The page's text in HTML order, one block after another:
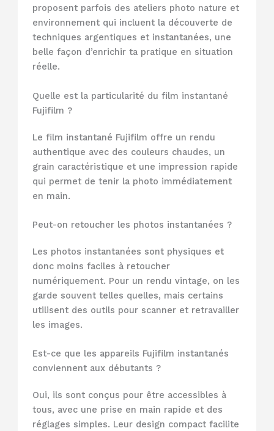
proposent parfois des ateliers photo nature et
environnement qui incluent la découverte de
techniques argentiques et instantanées, une
belle façon d’enrichir ta pratique en situation
réelle.
Quelle est la particularité du film instantané
Fujifilm ?
Le film instantané Fujifilm offre un rendu
authentique avec des couleurs chaudes, un
grain caractéristique et une impression rapide
qui permet de tenir la photo immédiatement
en main.
Peut-on retoucher les photos instantanées ?
Les photos instantanées sont physiques et
donc moins faciles à retoucher
numériquement. Pour un rendu vintage, on les
garde souvent telles quelles, mais certains
utilisent des outils pour scanner et retravailler
les images.
Est-ce que les appareils Fujifilm instantanés
conviennent aux débutants ?
Oui, ils sont conçus pour être accessibles à
tous, avec une prise en main rapide et des
réglages simples. Leur design compact facilite